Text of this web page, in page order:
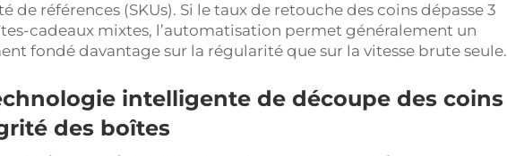
de références (SKUs). Si le taux de retouche des coins dépasse 3
cadeaux mixtes, l’automatisation permet généralement un
fondé davantage sur la régularité que sur la vitesse brute seule.
intelligente de découpe des coins
des boîtes